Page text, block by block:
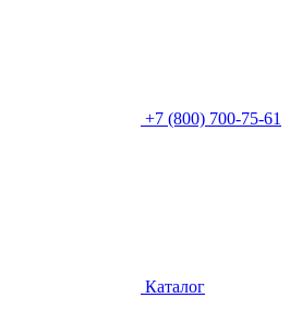
+7 (800) 700-75-61
Каталог